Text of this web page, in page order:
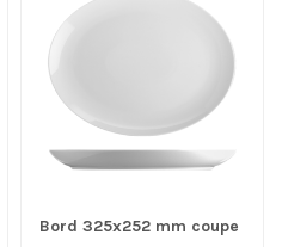
Bord 325x252 mm coupe